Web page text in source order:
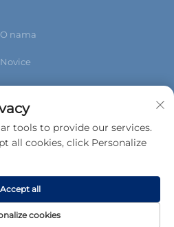
O nama
Novice
Blog
New Building Materials Co.,
- Pravila o privatnosti
tools to provide our services.
all cookies, click Personalize
cookies
Accept all